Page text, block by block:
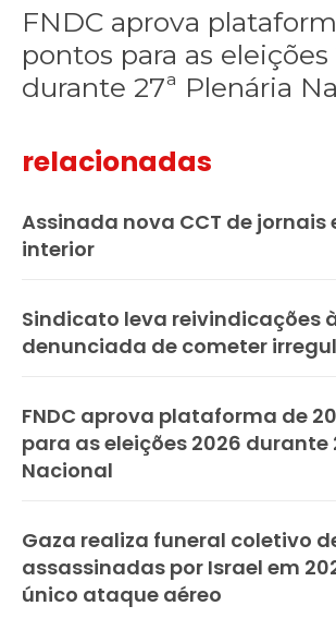
FNDC aprova
pontos para as eleições
durante 27ª Plenária
relacionadas
Assinada nova CCT de jornais
interior
Sindicato leva reivindicações à
denunciada de cometer
FNDC aprova plataforma de
para as eleições 2026 durante
Nacional
Gaza realiza funeral coletivo
assassinadas por Israel em
único ataque aéreo